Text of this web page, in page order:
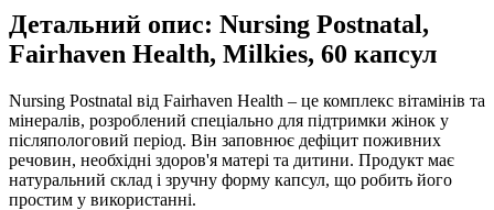
Детальний опис: Nursing Postnatal,
Fairhaven Health, Milkies, 60 капсул
Nursing Postnatal від Fairhaven Health – це комплекс вітамінів та
мінералів, розроблений спеціально для підтримки жінок у
післяпологовий період. Він заповнює дефіцит поживних
речовин, необхідні здоров'я матері та дитини. Продукт має
натуральний склад і зручну форму капсул, що робить його
простим у використанні.